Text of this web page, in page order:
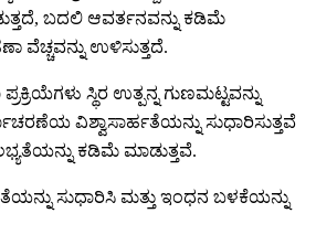
ಬದಲಿ ಆವರ್ತನವನ್ನು ಕಡಿಮೆ
ವೆಚ್ಚವನ್ನು ಉಳಿಸುತ್ತದೆ.
ಸ್ಥಿರ ಉತ್ಪನ್ನ ಗುಣಮಟ್ಟವನ್ನು
ವಿಶ್ವಾಸಾರ್ಹತೆಯನ್ನು ಸುಧಾರಿಸುತ್ತವೆ
ಕಡಿಮೆ ಮಾಡುತ್ತವೆ.
ಸುಧಾರಿಸಿ ಮತ್ತು ಇಂಧನ ಬಳಕೆಯನ್ನು